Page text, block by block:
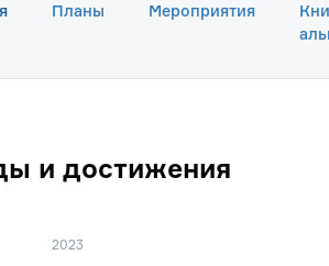
Планы Мероприятия
и достижения
2023